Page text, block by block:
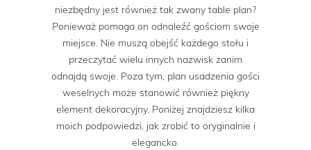
niezbędny jest również tak zwany table plan?
Ponieważ pomaga on odnaleźć gościom swoje
miejsce. Nie muszą obejść każdego stołu i
przeczytać wielu innych nazwisk zanim
odnajdą swoje. Poza tym, plan usadzenia gości
weselnych może stanowić również piękny
element dekoracyjny. Poniżej znajdziesz kilka
moich podpowiedzi, jak zrobić to oryginalnie i
elegancko.